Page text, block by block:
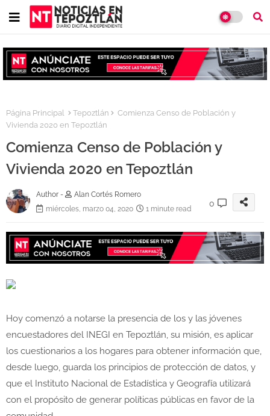
Página Principal Tepoztlán
Comienza Censo de Población y
Vivienda 2020 en Tepoztlán
Comienza Censo de Población y
Vivienda 2020 en Tepoztlán
Author -
Alan Cortés Romero
miércoles, marzo 04, 2020
1 minute read
0
Hoy comenzó a notarse la presencia de los y las jóvenes
encuestadores del INEGI en Tepoztlán, su misión, es aplicar
los cuestionarios a los hogares para obtener información que,
desde luego, guarda los principios de protección de datos, y
que el Instituto Nacional de Estadística y Geografía utilizará
con el propósito de generar políticas públicas en favor de la